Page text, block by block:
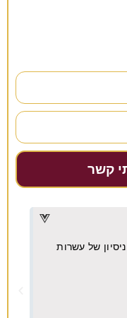
קשר
של עשרות